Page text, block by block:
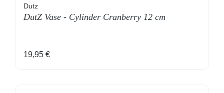
Dutz
DutZ Vase - Cylinder Cranberry 12 cm
Regulärer Preis:
19,95 €